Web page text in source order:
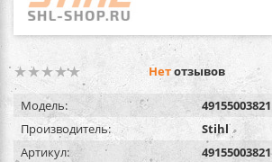
Нетотзывов
Модель:
49155003821
Производитель:
Stihl
Артикул:
49155003821